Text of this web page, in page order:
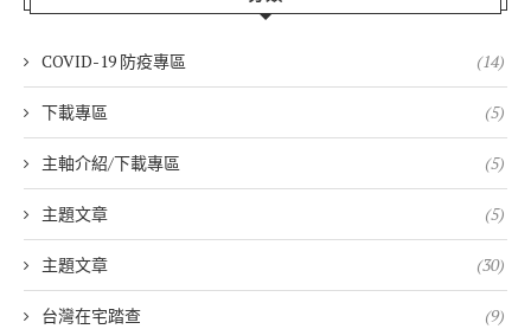
COVID-19 防疫專區 (14)
下載專區 (5)
主軸介紹/下載專區 (5)
主題文章 (5)
主題文章 (30)
台灣在宅踏查 (9)